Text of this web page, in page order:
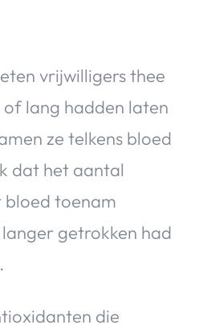
vrijwilligers thee
lang hadden laten
ze telkens bloed
dat het aantal
bloed toenam
getrokken had
die